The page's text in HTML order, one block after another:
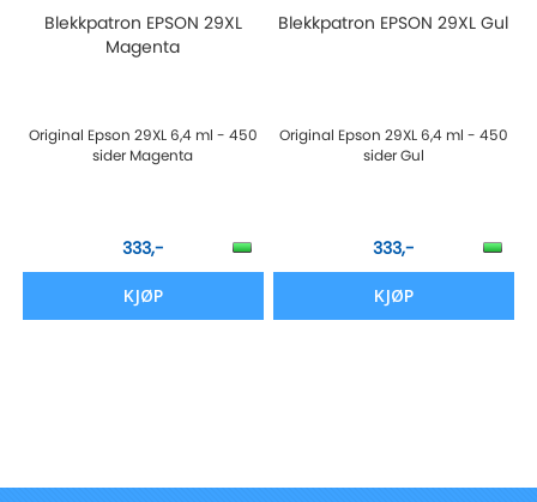
Blekkpatron EPSON 29XL
Magenta
Original Epson 29XL 6,4 ml - 450
sider Magenta
333,-
KJØP
Blekkpatron EPSON 29XL Gul
Original Epson 29XL 6,4 ml - 450
sider Gul
333,-
KJØP